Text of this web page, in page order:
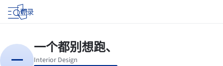
登录